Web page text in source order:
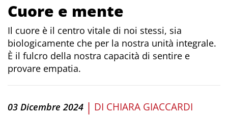
Cuore e mente
Il cuore è il centro vitale di noi stessi, sia
biologicamente che per la nostra unità integrale.
È il fulcro della nostra capacità di sentire e
provare empatia.
03 Dicembre 2024 | DI CHIARA GIACCARDI